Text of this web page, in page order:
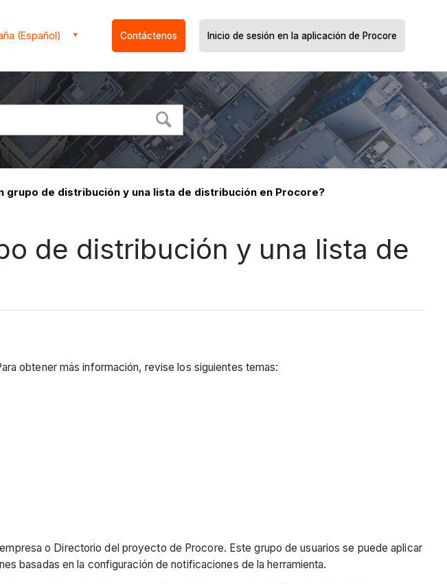
(Español) Contáctenos Inicio de sesión en la aplicación de Procore
grupo de distribución y una lista de distribución en Procore?
de distribución y una lista de
obtener más información, revise los siguientes temas:
o Directorio del proyecto de Procore. Este grupo de usuarios se puede aplicar
basadas en la configuración de notificaciones de la herramienta.